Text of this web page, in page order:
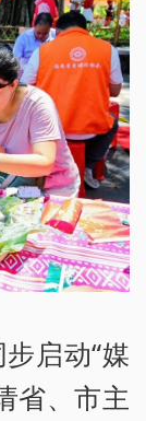
启动“媒
省、市主